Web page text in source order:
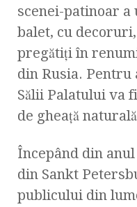
scenei-patinoar a
balet, cu
pregătiţi în
din Rusia. Pentru
Sălii Palatului va
de gheaţă
Începând din anul
din Sankt
publicului din